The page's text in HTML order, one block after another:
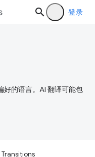
登录
好的语言。AI 翻译可能包
Transitions